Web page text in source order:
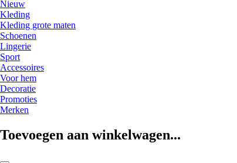
Nieuw
Kleding
Kleding grote maten
Schoenen
Lingerie
Sport
Accessoires
Voor hem
Decoratie
Promoties
Merken
Toevoegen aan winkelwagen...